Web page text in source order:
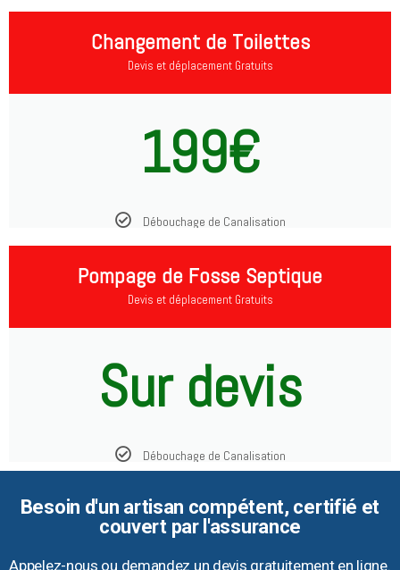
Changement de Toilettes
Devis et déplacement Gratuits
199€
Débouchage de Canalisation
Pompage de Fosse Septique
Devis et déplacement Gratuits
Sur devis
Débouchage de Canalisation
Besoin d'un artisan compétent, certifié et
couvert par l'assurance
Appelez-nous ou demandez un devis gratuitement en ligne.